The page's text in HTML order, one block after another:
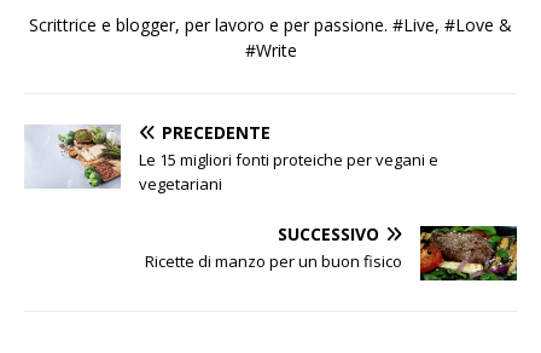
Scrittrice e blogger, per lavoro e per passione. #Live, #Love &
#Write
PRECEDENTE
Le 15 migliori fonti proteiche per vegani e
vegetariani
SUCCESSIVO
Ricette di manzo per un buon fisico